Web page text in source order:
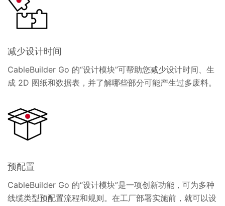
减少设计时间
CableBuilder Go 的“设计模块”可帮助您减少设计时间、生
成 2D 图纸和数据表，并了解哪些部分可能产生过多废料。
预配置
CableBuilder Go 的“设计模块”是一项创新功能，可为多种
线缆类型预配置流程和规则。在工厂部署实施前，就可以设